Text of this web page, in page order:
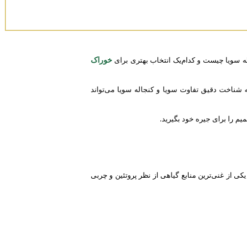
سویا چیست و کدام‌یک انتخاب بهتری برایخوراک
شناخت دقیق تفاوت سویا و کنجاله سویا می‌تواند
را برای جیره خود بگیرید.
غنی‌ترین منابع گیاهی از نظر پروتئین و چربی